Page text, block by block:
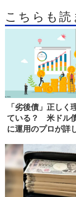
こちらも
「劣後債」正しく
ている？ 米ドル
に運用のプロが詳